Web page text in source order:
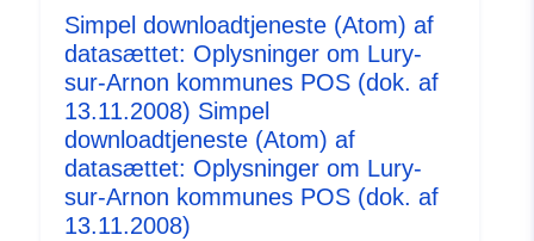
codelist/ResourceType/services
Simpel downloadtjeneste (Atom) af
datasættet: Oplysninger om Lury-
sur-Arnon kommunes POS (dok. af
13.11.2008) Simpel
downloadtjeneste (Atom) af
datasættet: Oplysninger om Lury-
sur-Arnon kommunes POS (dok. af
13.11.2008)